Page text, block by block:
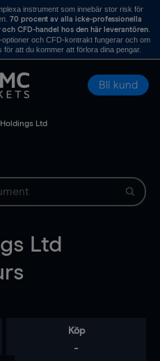
instrument som innebär stor risk för
70 procent av alla icke-professionella
CFD-handel hos den här leverantören.
och CFD-kontrakt fungerar och om
att du kommer att förlora dina pengar.
Bli kund
Ltd
Ltd
Köp
-